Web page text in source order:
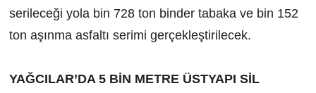
serileceği yola bin 728 ton binder tabaka ve bin 152
ton aşınma asfaltı serimi gerçekleştirilecek.
YAĞCILAR’DA 5 BİN METRE ÜSTYAPI SİL